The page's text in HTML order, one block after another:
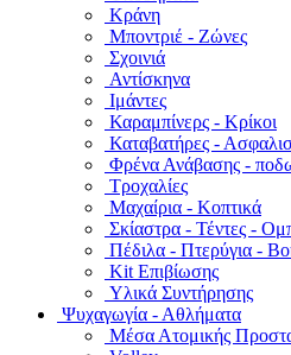
Κράνη
Μποντριέ - Ζώνες
Σχοινιά
Αντίσκηνα
Ιμάντες
Καραμπίνερς - Κρίκοι
Καταβατήρες -
Φρένα Ανάβασης -
Τροχαλίες
Μαχαίρια - Κοπτικά
Σκίαστρα - Τέντες -
Πέδιλα - Πτερύγια -
Kit Επιβίωσης
Υλικά Συντήρησης
Ψυχαγωγία - Αθλήματα
Μέσα Ατομικής